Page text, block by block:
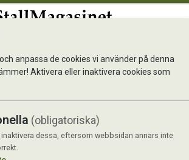
Kiddos Lion
anpassa de cookies vi använder på denna
Aktivera eller inaktivera cookies som
(obligatoriska)
inaktivera dessa, eftersom webbsidan annars inte